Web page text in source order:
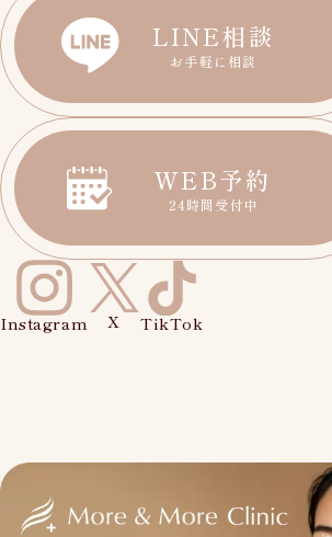
LINE相談
お手軽に相談
WEB予約
24時間受付中